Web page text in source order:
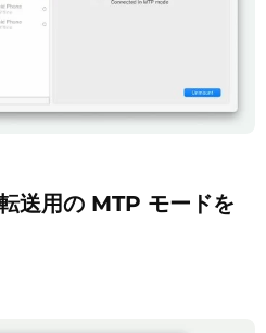
送用の MTP モードを